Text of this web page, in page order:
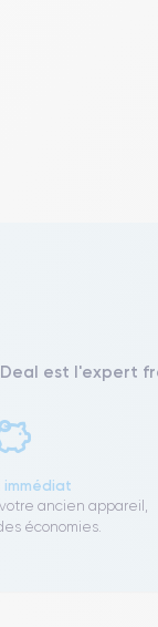
est l'expert
immédiat
ancien appareil,
économies.